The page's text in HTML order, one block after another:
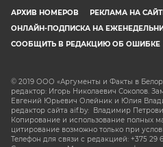
АРХИВ НОМЕРОВ РЕКЛАМА НА
ОНЛАЙН-ПОДПИСКА НА
СООБЩИТЬ В РЕДАКЦИЮ ОБ ОШИБКЕ
© 2019 ООО «Аргументы и Факты в
редактор: Игорь Николаевич Соколов.
Евгений Юрьевич Олейник и Юлия
редактор сайта aif.by: Владимир
Копирование и использование полных
цитирование возможно только при
Телефон для связи с редакцией: +375 29